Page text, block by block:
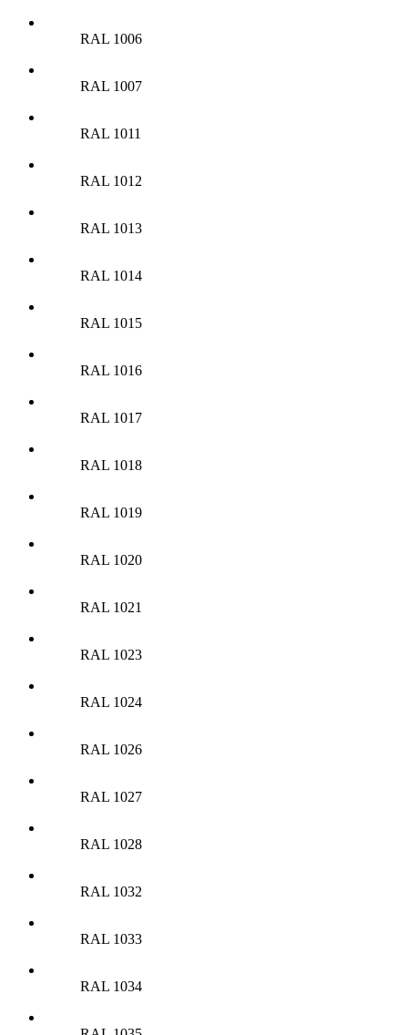
RAL 1006
RAL 1007
RAL 1011
RAL 1012
RAL 1013
RAL 1014
RAL 1015
RAL 1016
RAL 1017
RAL 1018
RAL 1019
RAL 1020
RAL 1021
RAL 1023
RAL 1024
RAL 1026
RAL 1027
RAL 1028
RAL 1032
RAL 1033
RAL 1034